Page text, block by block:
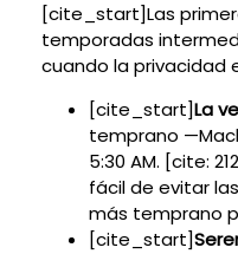
[cite_start]Las
temporadas
cuando la privacidad
[cite_start]La
temprano
5:30 AM. [cite:
fácil de evitar
más temprano
[cite_start]